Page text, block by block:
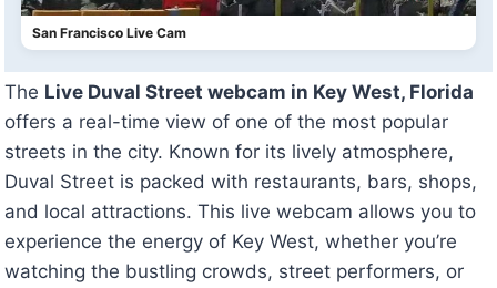
San Francisco Live Cam
The Live Duval Street webcam in Key West, Florida
offers a real-time view of one of the most popular
streets in the city. Known for its lively atmosphere,
Duval Street is packed with restaurants, bars, shops,
and local attractions. This live webcam allows you to
experience the energy of Key West, whether you’re
watching the bustling crowds, street performers, or